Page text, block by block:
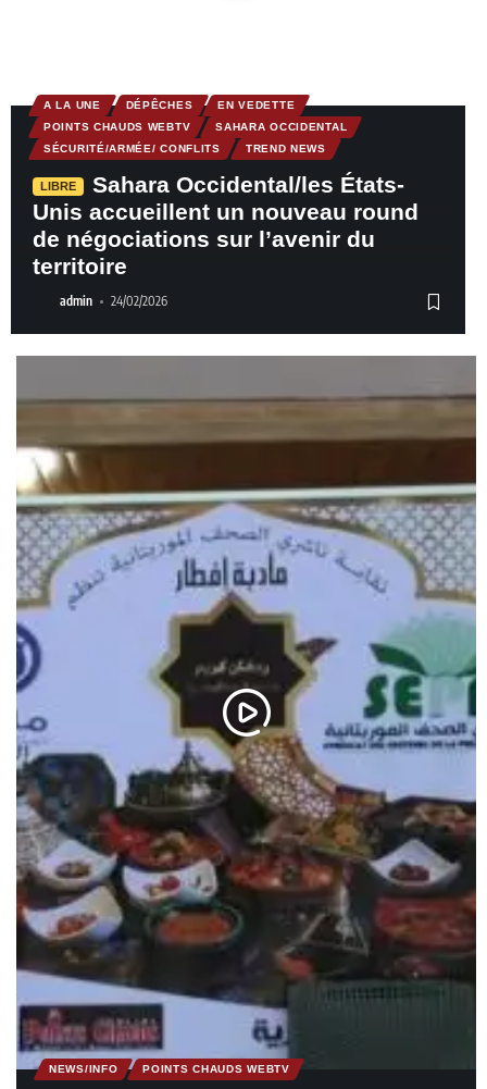
A LA UNE DÉPÊCHES
EN VEDETTE
POINTS CHAUDS WEBTV
SAHARA OCCIDENTAL
SÉCURITÉ/ARMÉE/ CONFLITS
TREND NEWS
LIBRE
Sahara Occidental/les États-
Unis accueillent un nouveau round
de négociations sur l’avenir du
territoire
admin 24/02/2026
NEWS/INFO POINTS CHAUDS WEBTV